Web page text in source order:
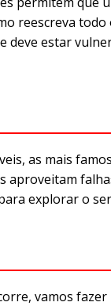
reescreva todo
deve estar
as mais
aproveitam
explorar o
vamos fazer